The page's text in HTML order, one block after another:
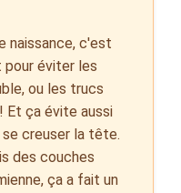
naissance, c'est
pour éviter les
ou les trucs
Et ça évite aussi
creuser la tête.
des couches
ça a fait un